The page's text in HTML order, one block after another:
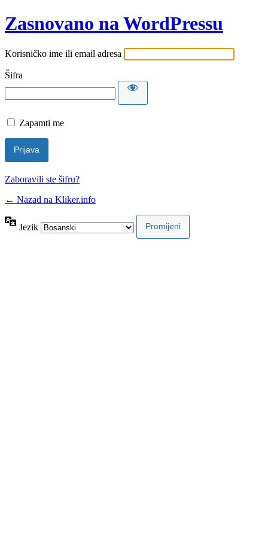
Zasnovano na WordPressu
Korisničko ime ili email adresa
Šifra
Zapamti me
Zaboravili ste šifru?
← Nazad na Kliker.info
Jezik